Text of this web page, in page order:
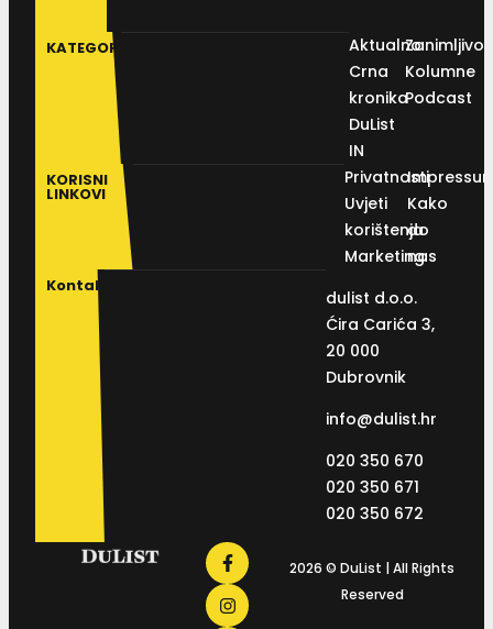
KATEGORIJE
Aktualno
Crna
kronika
DuList
IN
Kolumne
Podcast
KORISNI
LINKOVI
Privatnosti
Uvjeti
korištenja
Marketing
Kako
do
nas
Kontakt
dulist d.o.o.
Ćira Carića 3,
20 000
Dubrovnik
info@dulist.hr
020 350 670
020 350 671
020 350 672
2026 © DuList | All Rights
Reserved